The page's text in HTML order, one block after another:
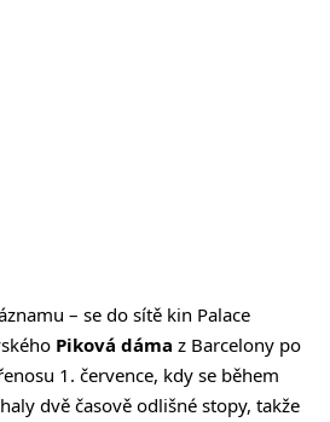
– se do sítě kin Palace
Piková dáma z Barcelony po
1. července, kdy se během
dvě časově odlišné stopy, takže